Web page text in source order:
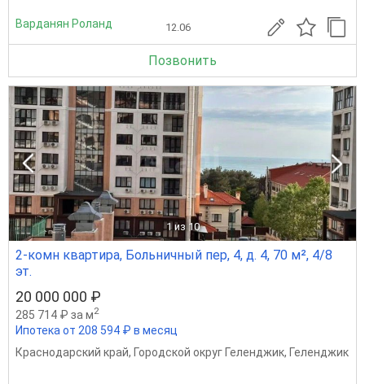
Варданян Роланд 12.06
Позвонить
1 из 10
2-комн квартира, Больничный пер, 4, д. 4, 70 м², 4/8
эт.
20 000 000 ₽
285 714 ₽ за м2
Ипотека от 208 594 ₽ в месяц
Краснодарский край, Городской округ Геленджик, Геленджик